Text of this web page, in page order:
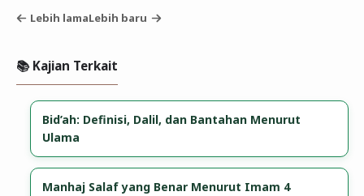
Lebih lamaLebih baru
📚 Kajian Terkait
Bid’ah: Definisi, Dalil, dan Bantahan Menurut
Ulama
Manhaj Salaf yang Benar Menurut Imam 4